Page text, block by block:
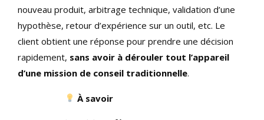
nouveau produit, arbitrage technique, validation d’une
hypothèse, retour d’expérience sur un outil, etc. Le
client obtient une réponse pour prendre une décision
rapidement, sans avoir à dérouler tout l’appareil
d’une mission de conseil traditionnelle.
À savoir